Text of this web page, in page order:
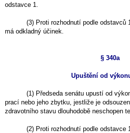
odstavce 1.
(3) Proti rozhodnutí podle
má odkladný účinek.
§ 340a
Upuštění od
(1) Předseda senátu upustí od
prací nebo jeho zbytku, jestliže je
zdravotního stavu dlouhodobě neschopen
(2) Proti rozhodnutí podle